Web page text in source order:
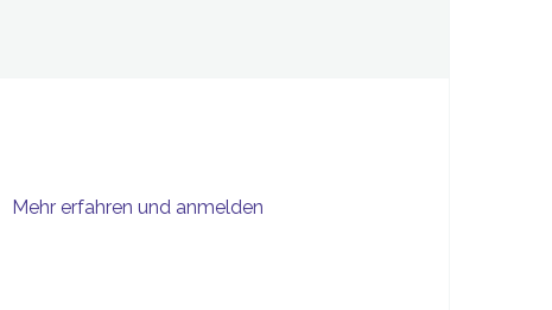
Mehr erfahren und anmelden